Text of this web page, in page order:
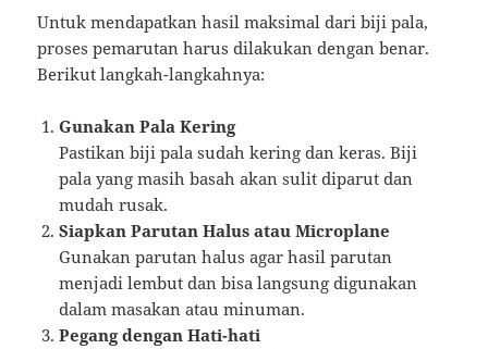
Untuk mendapatkan hasil maksimal dari biji pala,
proses pemarutan harus dilakukan dengan benar.
Berikut langkah-langkahnya:
Gunakan Pala Kering
Pastikan biji pala sudah kering dan keras. Biji
pala yang masih basah akan sulit diparut dan
mudah rusak.
Siapkan Parutan Halus atau Microplane
Gunakan parutan halus agar hasil parutan
menjadi lembut dan bisa langsung digunakan
dalam masakan atau minuman.
Pegang dengan Hati-hati